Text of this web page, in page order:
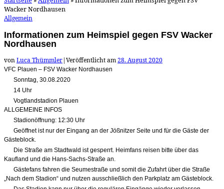
Wacker Nordhausen
Allgemein
Informationen zum Heimspiel gegen FSV Wacker
Nordhausen
vonLuca Thümmler|Veröffentlicht am28. August 2020
VFC Plauen – FSV Wacker Nordhausen
Sonntag, 30.08.2020
14 Uhr
Vogtlandstadion Plauen
ALLGEMEINE INFOS
Stadionöffnung: 12:30 Uhr
Geöffnet ist nur der Eingang an der Jößnitzer Seite und für die Gäste der
Gästeblock.
Die Straße am Stadtwald ist gesperrt. Heimfans reisen bitte über das
Kaufland und die Hans-Sachs-Straße an.
Gästefans fahren die Seumestraße und somit die Zufahrt über die Straße
„Nach dem Stadion“ und nutzen ausschließlich den Parkplatz am Gästeblock.